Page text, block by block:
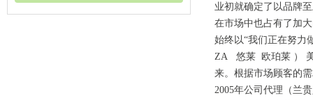
业初就确定了以品牌
在市场中也占有了加
始终以“我们正在努力
ZA 悠莱 欧珀莱 ）
来。根据市场顾客的
2005年公司代理（兰